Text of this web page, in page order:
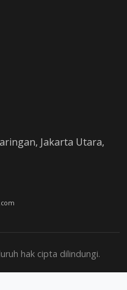
Jakarta Utara,
hak cipta dilindungi.